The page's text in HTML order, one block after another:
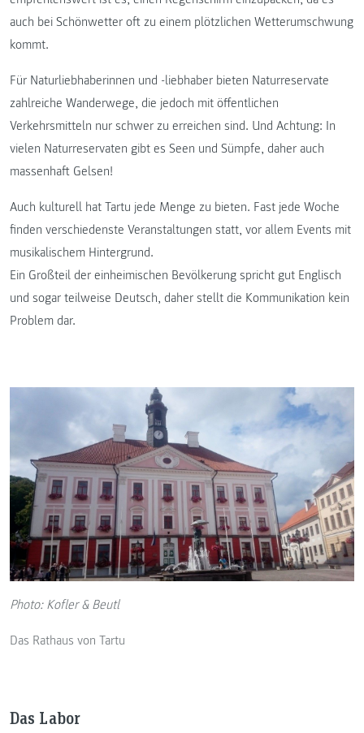
auch bei Schönwetter oft zu einem plötzlichen Wetterumschwung
kommt.
Für Naturliebhaberinnen und -liebhaber bieten Naturreservate
zahlreiche Wanderwege, die jedoch mit öffentlichen
Verkehrsmitteln nur schwer zu erreichen sind. Und Achtung: In
vielen Naturreservaten gibt es Seen und Sümpfe, daher auch
massenhaft Gelsen!
Auch kulturell hat Tartu jede Menge zu bieten. Fast jede Woche
finden verschiedenste Veranstaltungen statt, vor allem Events mit
musikalischem Hintergrund.
Ein Großteil der einheimischen Bevölkerung spricht gut Englisch
und sogar teilweise Deutsch, daher stellt die Kommunikation kein
Problem dar.
Photo: Kofler & Beutl
Das Rathaus von Tartu
Das Labor